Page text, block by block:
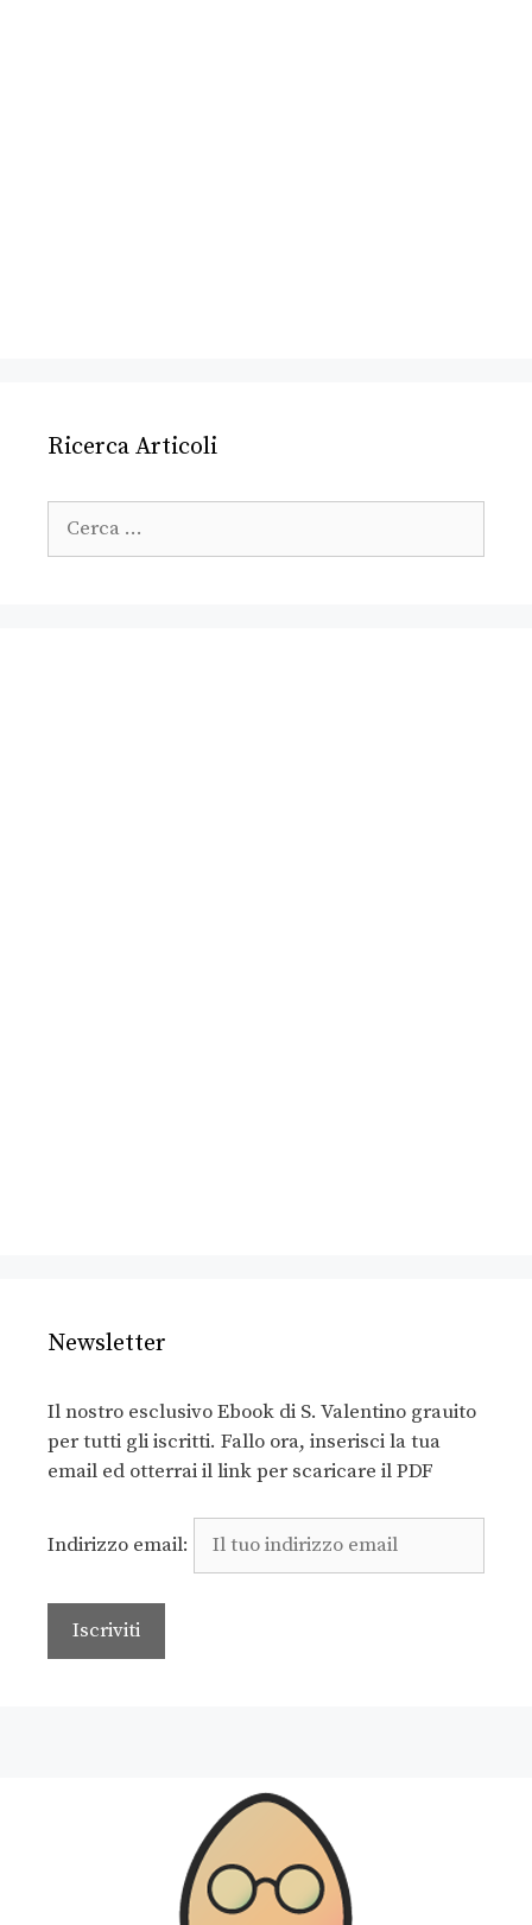
Ricerca Articoli
Newsletter
Il nostro esclusivo Ebook di S. Valentino grauito
per tutti gli iscritti. Fallo ora, inserisci la tua
email ed otterrai il link per scaricare il PDF
Indirizzo email: